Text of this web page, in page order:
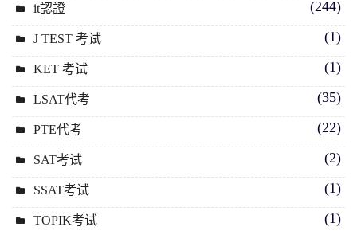
it認證 (244)
J TEST 考试 (1)
KET 考试 (1)
LSAT代考 (35)
PTE代考 (22)
SAT考试 (2)
SSAT考试 (1)
TOPIK考试 (1)